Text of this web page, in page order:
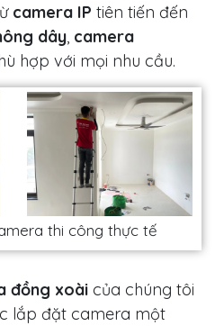
camera IP tiên tiến đến
dây, camera
hợp với mọi nhu cầu.
thi công thực tế
đồng xoài của chúng tôi
lắp đặt camera một